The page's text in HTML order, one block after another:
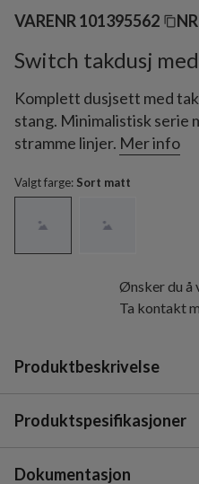
VARENR 101395562
Switch takdusj
Komplett dusjsett med
stang. Minimalistisk serie
stramme linjer. Mer info
Valgt farge: Sort matt
Ønsker du å
Ta kontakt
Produktbeskrivelse
Produktspesifikasjoner
Dokumentasjon